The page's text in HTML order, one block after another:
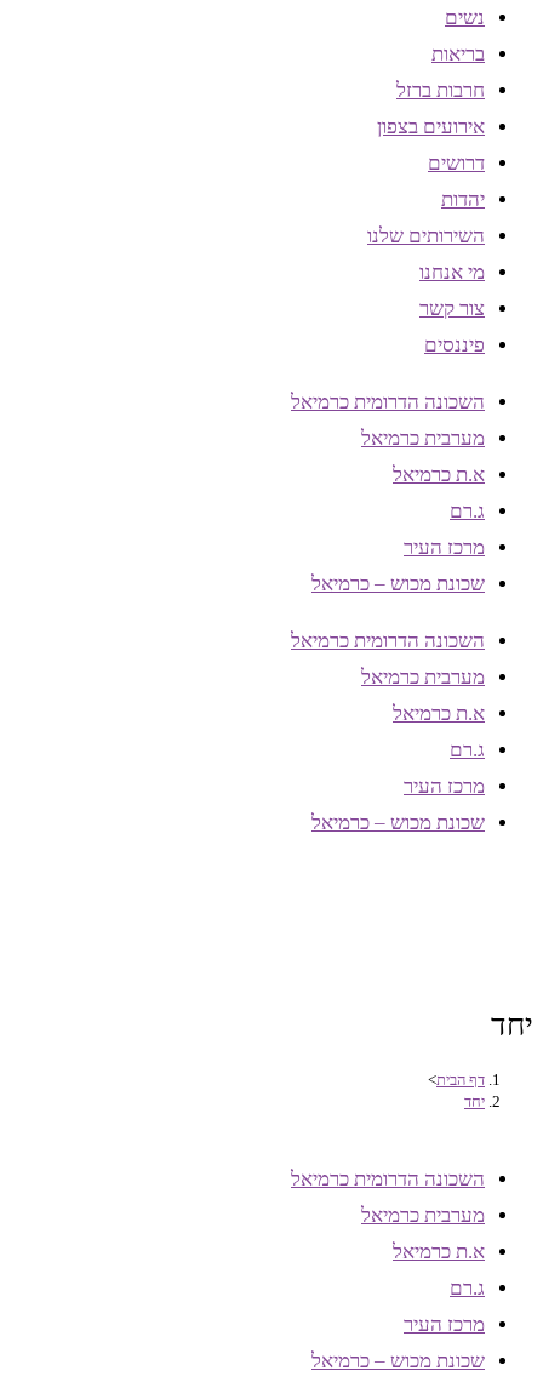
נשים
בריאות
חרבות ברזל
אירועים בצפון
דרושים
יהדות
השירותים שלנו
מי אנחנו
צור קשר
פיננסים
השכונה הדרומית כרמיאל
מערבית כרמיאל
א.ת כרמיאל
ג.רם
מרכז העיר
שכונת מכוש – כרמיאל
השכונה הדרומית כרמיאל
מערבית כרמיאל
א.ת כרמיאל
ג.רם
מרכז העיר
שכונת מכוש – כרמיאל
יחד
דף הבית>
יחד
השכונה הדרומית כרמיאל
מערבית כרמיאל
א.ת כרמיאל
ג.רם
מרכז העיר
שכונת מכוש – כרמיאל